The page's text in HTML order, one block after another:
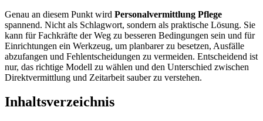
Genau an diesem Punkt wird Personalvermittlung Pflege
spannend. Nicht als Schlagwort, sondern als praktische Lösung. Sie
kann für Fachkräfte der Weg zu besseren Bedingungen sein und für
Einrichtungen ein Werkzeug, um planbarer zu besetzen, Ausfälle
abzufangen und Fehlentscheidungen zu vermeiden. Entscheidend ist
nur, das richtige Modell zu wählen und den Unterschied zwischen
Direktvermittlung und Zeitarbeit sauber zu verstehen.
Inhaltsverzeichnis